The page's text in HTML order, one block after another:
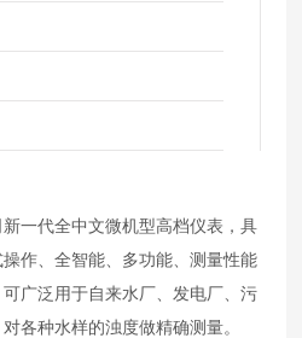
一代全中文微机型高档仪表，具
作、全智能、多功能、测量性能
广泛用于自来水厂、发电厂、污
各种水样的浊度做精确测量。